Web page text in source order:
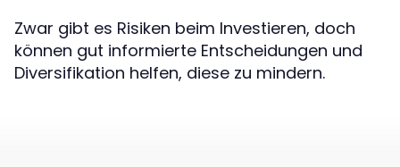
Zwar gibt es Risiken beim Investieren, doch
können gut informierte Entscheidungen und
Diversifikation helfen, diese zu mindern.